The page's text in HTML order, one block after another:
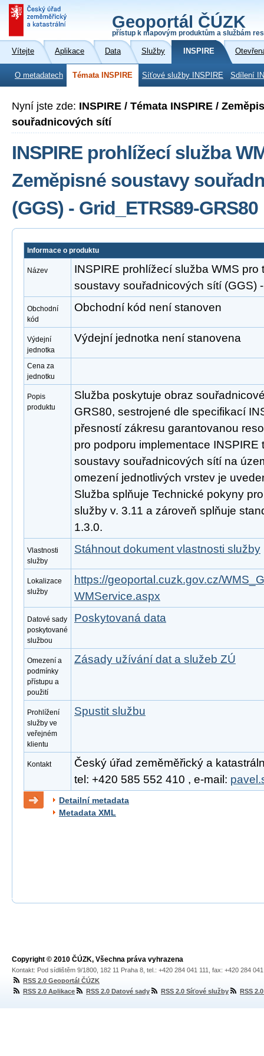
Geoportál ČÚZK
přístup k mapovým produktům a službám
Vítejte Aplikace Data Služby INSPIRE
O metadatech Témata INSPIRE Síťové služby INSPIRE Sdílení
Nyní jste zde: INSPIRE / Témata INSPIRE /
souřadnicových sítí
INSPIRE prohlížecí služba
Zeměpisné soustavy
(GGS) - Grid_ETRS89-GRS80
Informace o produktu
Název
INSPIRE prohlížecí služba WMS pro
soustavy souřadnicových sítí (GGS)
Obchodní
kód
Obchodní kód není stanoven
Výdejní
jednotka
Výdejní jednotka není stanovena
Cena za
jednotku
Popis
produktu
Služba poskytuje obraz
GRS80, sestrojené dle specifikací
přesností zákresu garantovanou
pro podporu implementace INSPIRE
soustavy souřadnicových sítí na
omezení jednotlivých vrstev je
Služba splňuje Technické pokyny
služby v. 3.11 a zároveň splňuje
1.3.0.
Vlastnosti
služby
Stáhnout dokument vlastnosti služby
Lokalizace
služby
https://geoportal.cuzk.gov.cz/
WMService.aspx
Datové sady
poskytované
službou
Poskytovaná data
Omezení a
podmínky
přístupu a
použití
Zásady užívání dat a služeb ZÚ
Prohlížení
služby ve
veřejném
klientu
Spustit službu
Kontakt
Český úřad zeměměřický a
tel: +420 585 552 410 , e-mail:
Detailní metadata
Metadata XML
Copyright © 2010 ČÚZK, Všechna práva vyhrazena
Kontakt: Pod sídlištěm 9/1800, 182 11 Praha 8, tel.: +420 284 041 111, fax: +420 284
RSS 2.0 Geoportál ČÚZK
RSS 2.0 Aplikace
RSS 2.0 Datové sady RSS 2.0 Síťové služby RSS